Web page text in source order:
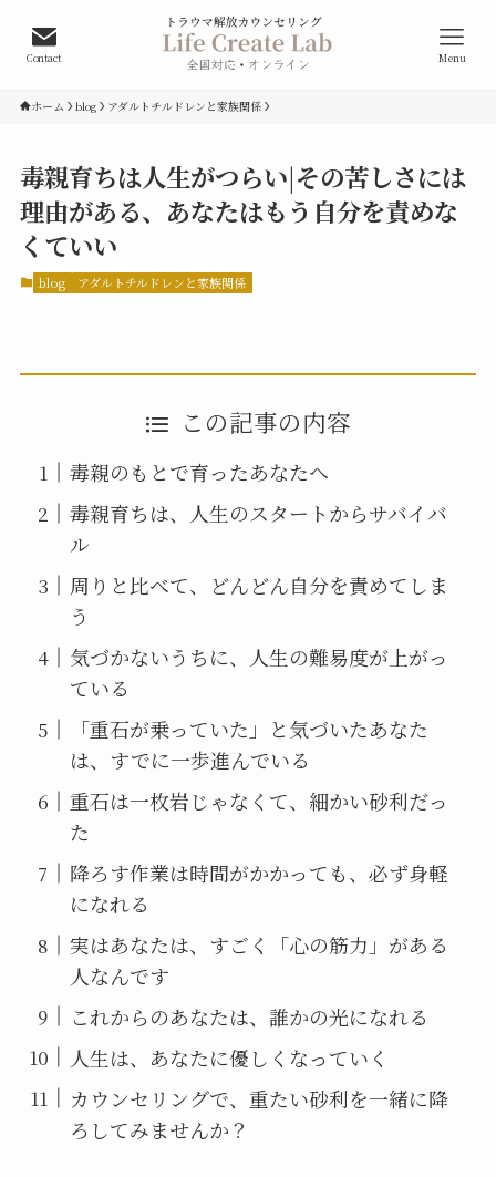
Contact Menu
ホーム blog アダルトチルドレンと家族関係
毒親育ちは人生がつらい|その苦しさには
理由がある、あなたはもう自分を責めな
くていい
blog アダルトチルドレンと家族関係
この記事の内容
毒親のもとで育ったあなたへ
毒親育ちは、人生のスタートからサバイバ
ル
周りと比べて、どんどん自分を責めてしま
う
気づかないうちに、人生の難易度が上がっ
ている
「重石が乗っていた」と気づいたあなた
は、すでに一歩進んでいる
重石は一枚岩じゃなくて、細かい砂利だっ
た
降ろす作業は時間がかかっても、必ず身軽
になれる
実はあなたは、すごく「心の筋力」がある
人なんです
これからのあなたは、誰かの光になれる
人生は、あなたに優しくなっていく
カウンセリングで、重たい砂利を一緒に降
ろしてみませんか？